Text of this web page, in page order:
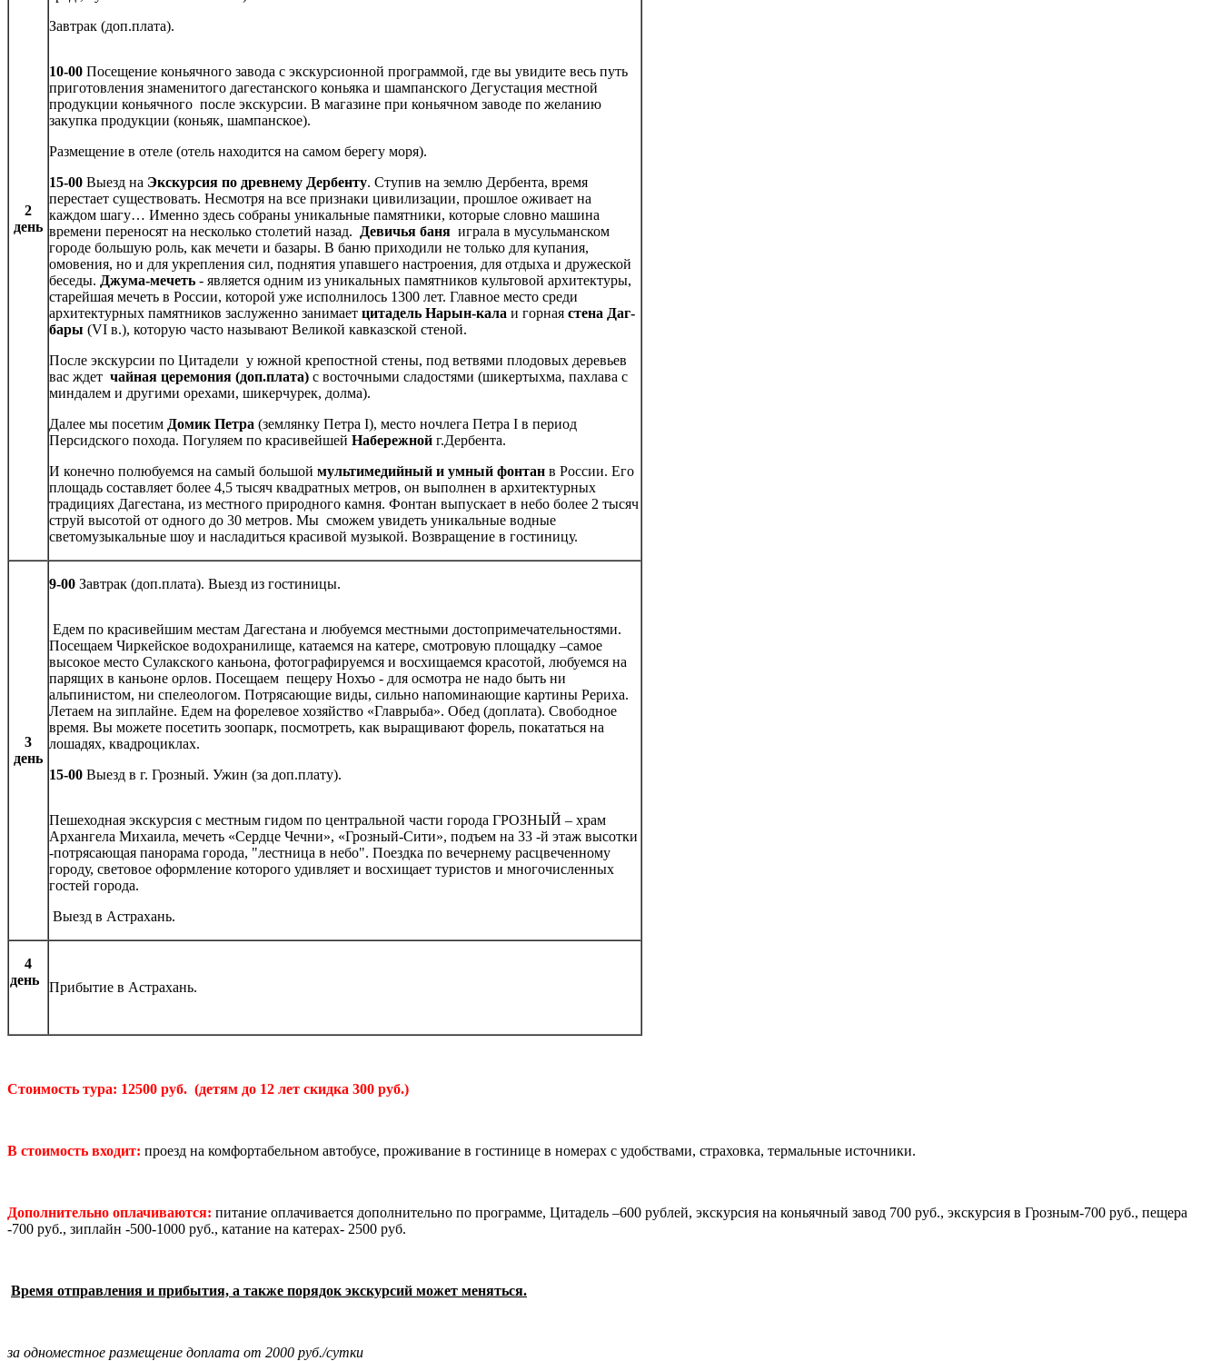
2
день
Завтрак (доп.плата).
10-00 Посещение коньячного завода с экскурсионной программой, где вы увидите весь путь
приготовления знаменитого дагестанского коньяка и шампанского Дегустация местной
продукции коньячного после экскурсии. В магазине при коньячном заводе по желанию
закупка продукции (коньяк, шампанское).
Размещение в отеле (отель находится на самом берегу моря).
15-00 Выезд на Экскурсия по древнему Дербенту. Ступив на землю Дербента, время
перестает существовать. Несмотря на все признаки цивилизации, прошлое оживает на
каждом шагу… Именно здесь собраны уникальные памятники, которые словно машина
времени переносят на несколько столетий назад.
Девичья баня играла в мусульманском
городе большую роль, как мечети и базары. В баню приходили не только для купания,
омовения, но и для укрепления сил, поднятия упавшего настроения, для отдыха и дружеской
беседы. Джума-мечеть - является одним из уникальных памятников культовой архитектуры,
старейшая мечеть в России, которой уже исполнилось 1300 лет. Главное место среди
архитектурных памятников заслуженно занимает цитадель Нарын-кала и горная стена Даг-
бары (VI в.), которую часто называют Великой кавказской стеной.
После экскурсии по Цитадели у южной крепостной стены, под ветвями плодовых деревьев
вас ждет чайная церемония (доп.плата) с восточными сладостями (шикертыхма, пахлава с
миндалем и другими орехами, шикерчурек, долма).
Далее мы посетим Домик Петра (землянку Петра I), место ночлега Петра I в период
Персидского похода. Погуляем по красивейшей Набережной г.Дербента.
И конечно полюбуемся на самый большой мультимедийный и умный фонтан в России. Его
площадь составляет более 4,5 тысяч квадратных метров, он выполнен в архитектурных
традициях Дагестана, из местного природного камня. Фонтан выпускает в небо более 2 тысяч
струй высотой от одного до 30 метров. Мы сможем увидеть уникальные водные
светомузыкальные шоу и насладиться красивой музыкой. Возвращение в гостиницу.
3
день
9-00 Завтрак (доп.плата). Выезд из гостиницы.
Едем по красивейшим местам Дагестана и любуемся местными достопримечательностями.
Посещаем Чиркейское водохранилище, катаемся на катере, смотровую площадку –самое
высокое место Сулакского каньона, фотографируемся и восхищаемся красотой, любуемся на
парящих в каньоне орлов. Посещаем пещеру Нохъо - для осмотра не надо быть ни
альпинистом, ни спелеологом. Потрясающие виды, сильно напоминающие картины Рериха.
Летаем на зиплайне. Едем на форелевое хозяйство «Главрыба». Обед (доплата). Свободное
время. Вы можете посетить зоопарк, посмотреть, как выращивают форель, покататься на
лошадях, квадроциклах.
15-00 Выезд в г. Грозный. Ужин (за доп.плату).
Пешеходная экскурсия с местным гидом по центральной части города ГРОЗНЫЙ – храм
Архангела Михаила, мечеть «Сердце Чечни», «Грозный-Сити», подъем на 33 -й этаж высотки
-потрясающая панорама города, "лестница в небо". Поездка по вечернему расцвеченному
городу, световое оформление которого удивляет и восхищает туристов и многочисленных
гостей города.
Выезд в Астрахань.
4
день
Прибытие в Астрахань.
Стоимость тура: 12500 руб. (детям до 12 лет скидка 300 руб.)
В стоимость входит: проезд на комфортабельном автобусе, проживание в гостинице в номерах с удобствами, страховка, термальные источники.
Дополнительно оплачиваются: питание оплачивается дополнительно по программе, Цитадель –600 рублей, экскурсия на коньячный завод 700 руб., экскурсия в Грозным-700 руб., пещера
-700 руб., зиплайн -500-1000 руб., катание на катерах- 2500 руб.
Время отправления и прибытия, а также порядок экскурсий может меняться.
за одноместное размещение доплата от 2000 руб./сутки